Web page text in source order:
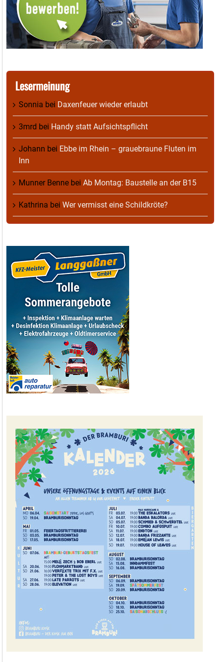
Lesermeinung
Sonnia bei Daxenfeuer wieder erlaubt
3mrd bei Handy statt Aufsichtspflicht
Johann bei Ebbe im Rhein – grauebraune Fluten im
Inn
Munner Benne bei Ab Montag: Baustelle an der B15
Kathrina bei Wer vermisst eine Schildkröte?